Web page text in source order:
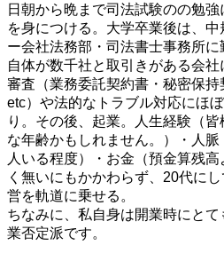
日朝から晩まで司法試験のの勉
を身につける。大学卒業後は、
ー会社法務部・司法書士事務所
自体が数千社と取引きがある会
審査（業務委託契約書・秘密保
etc）や法的なトラブル対応にほ
り。その後、起業。人生経験（
な年齢かもしれません。）・人
人いる程度）・お金（預金算残
く無いにもかかわらず、20代に
営を軌道に乗せる。
ちなみに、私自身は開業時にと
業否定派です。